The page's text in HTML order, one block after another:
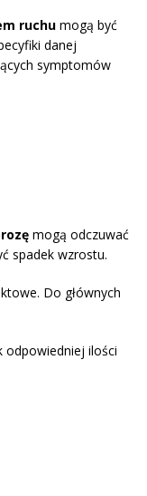
ruchu mogą być
danej
symptomów
mogą odczuwać
spadek wzrostu.
Do głównych
odpowiedniej ilości